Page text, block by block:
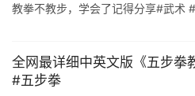
教拳不教步，学会了记得分享#武术
全网最详细中英文版《五步拳
#五步拳